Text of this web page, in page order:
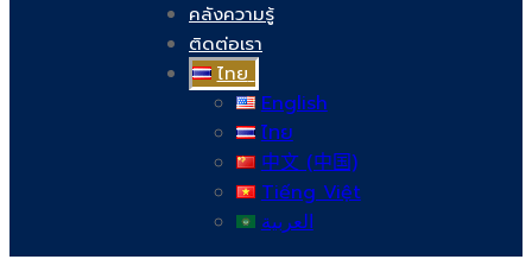
คลังความรู้
ติดต่อเรา
ไทย
English
ไทย
中文 (中国)
Tiếng Việt
العربية